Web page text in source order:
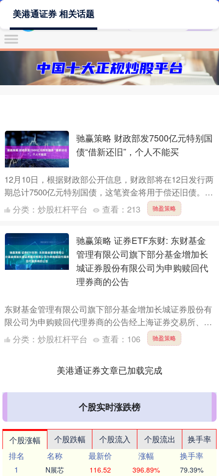
美港通证券 相关话题
驰赢策略 财政部发7500亿元特别国
债“借新还旧”，个人不能买
12月10日，根据财政部公开信息，财政部将在12日发行两
期总计7500亿元特别国债，这笔资金将用于偿还旧债。此
次发行过程不涉及社会投资者，个人投资者不能购买驰
赢....
分类： 炒股杠杆平台 查看： 213 驰盈策略
驰赢策略 证券ETF东财: 东财基金
管理有限公司旗下部分基金增加长
城证券股份有限公司为申购赎回代
理券商的公告
东财基金管理有限公司旗下部分基金增加长城证券股份有
限公司为申购赎回代理券商的公告经上海证券交易所、深
圳证券交易所确认，根据东财基金管理有限公司（以下简
称：本公司....
分类： 炒股杠杆平台 查看： 106 驰盈策略
美港通证券文章已加载完成
个股实时涨跌榜
个股涨幅 个股跌幅 个股流入 个股流出
换手率
排名
名称 最新价 涨幅
换手率
1
N展芯 116.52 396.89% 79.39%